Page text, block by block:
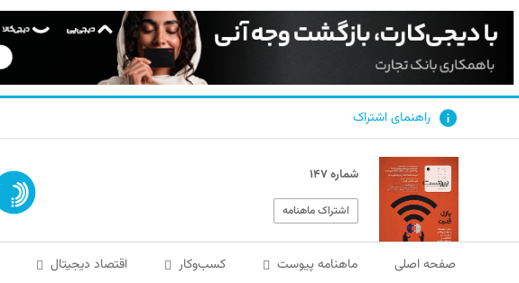
راهنمای اشتراک
شماره ۱۴۷
اشتراک ماهنامه
صفحه اصلی ماهنامه پیوست کسب‌و‌کار اقتصاد دیجیتال